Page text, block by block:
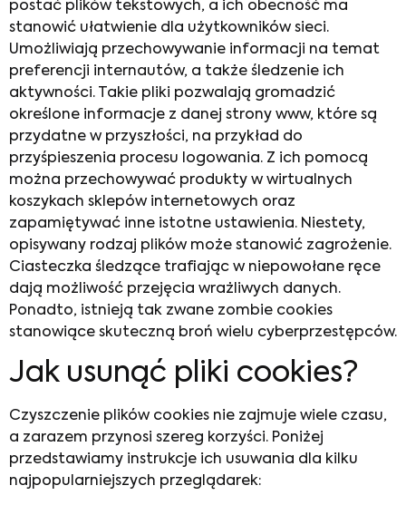
postać plików tekstowych, a ich obecność ma
stanowić ułatwienie dla użytkowników sieci.
Umożliwiają przechowywanie informacji na temat
preferencji internautów, a także śledzenie ich
aktywności. Takie pliki pozwalają gromadzić
określone informacje z danej strony www, które są
przydatne w przyszłości, na przykład do
przyśpieszenia procesu logowania. Z ich pomocą
można przechowywać produkty w wirtualnych
koszykach sklepów internetowych oraz
zapamiętywać inne istotne ustawienia. Niestety,
opisywany rodzaj plików może stanowić zagrożenie.
Ciasteczka śledzące trafiając w niepowołane ręce
dają możliwość przejęcia wrażliwych danych.
Ponadto, istnieją tak zwane zombie cookies
stanowiące skuteczną broń wielu cyberprzestępców.
Jak usunąć pliki cookies?
Czyszczenie plików cookies nie zajmuje wiele czasu,
a zarazem przynosi szereg korzyści. Poniżej
przedstawiamy instrukcje ich usuwania dla kilku
najpopularniejszych przeglądarek: